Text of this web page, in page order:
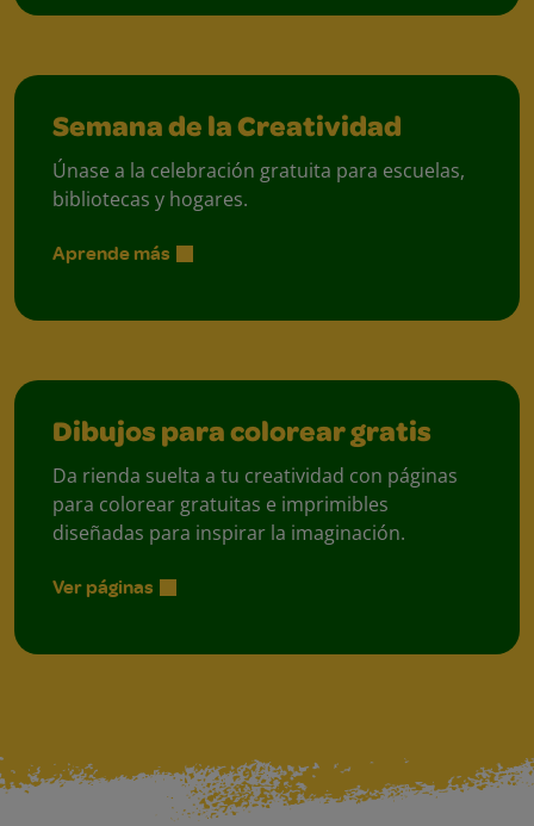
Semana de la Creatividad
Únase a la celebración gratuita para escuelas,
bibliotecas y hogares.
Aprende más
Dibujos para colorear gratis
Da rienda suelta a tu creatividad con páginas
para colorear gratuitas e imprimibles
diseñadas para inspirar la imaginación.
Ver páginas